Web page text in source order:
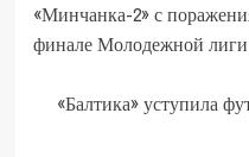
«Минчанка-2» с
финале Молодежной
«Балтика» уступила